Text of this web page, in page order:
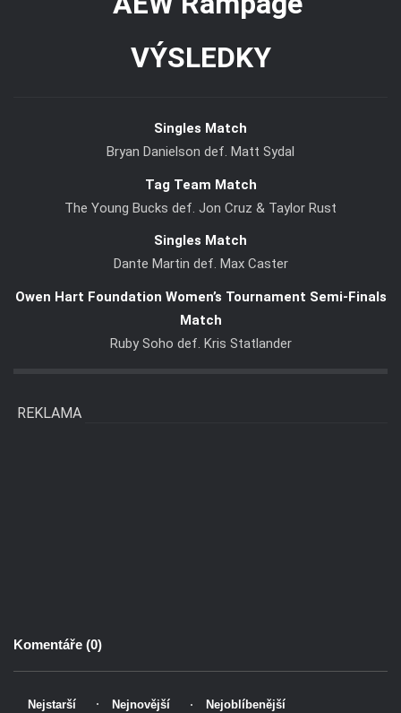
VÝSLEDKY
Singles Match
Bryan Danielson def. Matt Sydal
Tag Team Match
The Young Bucks def. Jon Cruz & Taylor Rust
Singles Match
Dante Martin def. Max Caster
Owen Hart Foundation Women’s Tournament Semi-Finals
Match
Ruby Soho def. Kris Statlander
REKLAMA
Komentáře (0)
Nejstarší Nejnovější Nejoblíbenější